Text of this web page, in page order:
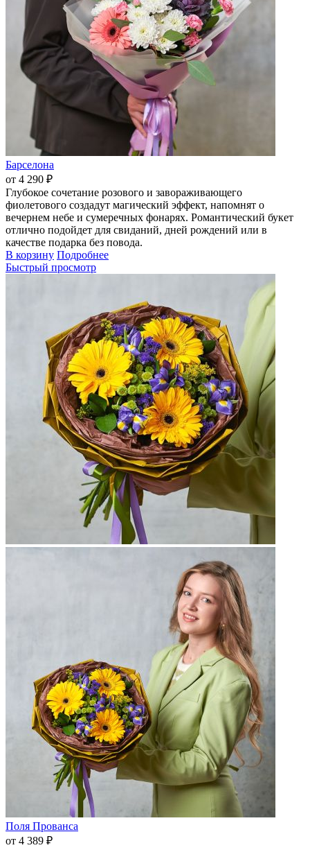
Барселона
от 4 290 ₽
Глубокое сочетание розового и завораживающего
фиолетового создадут магический эффект, напомнят о
вечернем небе и сумеречных фонарях. Романтический букет
отлично подойдет для свиданий, дней рождений или в
качестве подарка без повода.
В корзину Подробнее
Быстрый просмотр
Поля Прованса
от 4 389 ₽